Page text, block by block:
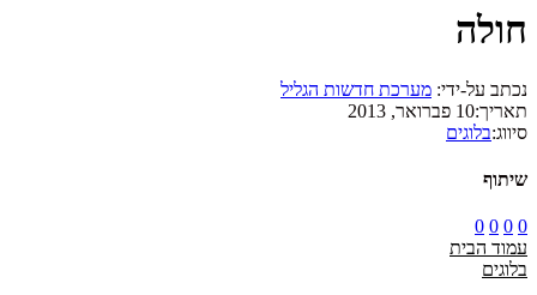
חולה
נכתב על-ידי: מערכת חדשות הגליל
תאריך:10 פברואר, 2013
סיווג:בלוגים
שיתוף
0
0
0
0
עמוד הבית
בלוגים